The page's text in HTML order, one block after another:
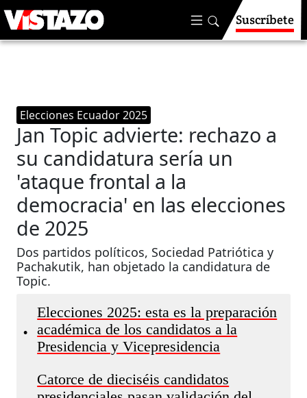
Suscríbete
Elecciones Ecuador 2025
Jan Topic advierte: rechazo a
su candidatura sería un
'ataque frontal a la
democracia' en las elecciones
de 2025
Dos partidos políticos, Sociedad Patriótica y
Pachakutik, han objetado la candidatura de
Topic.
•
Elecciones 2025: esta es la preparación
académica de los candidatos a la
Presidencia y Vicepresidencia
Catorce de dieciséis candidatos